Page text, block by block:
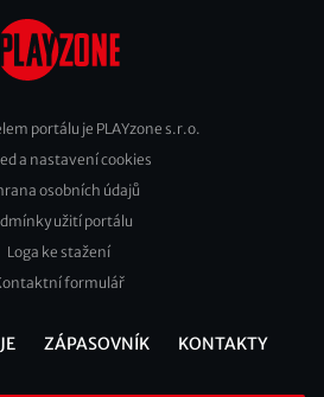
portálu je PLAYzone s.r.o.
a nastavení cookies
osobních údajů
užití portálu
Loga ke stažení
formulář
ZÁPASOVNÍK KONTAKTY